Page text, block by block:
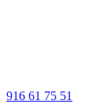
916 61 75 51